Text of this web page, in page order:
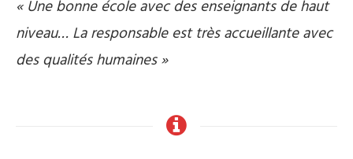
« Une bonne école avec des enseignants de haut
niveau… La responsable est très accueillante avec
des qualités humaines »